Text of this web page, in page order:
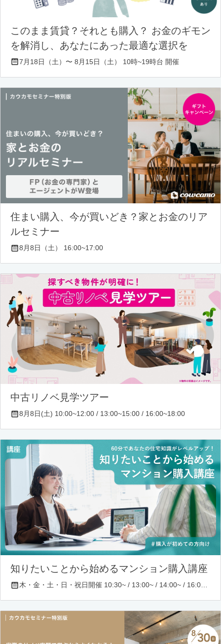
このまま賃貸？それとも購入？ お金のギモン
を解消し、あなたにあった最適な選択を
7月18日（土）〜 8月15日（土） 10時~19時台 開催
住まい購入、今が買いどき？家とお金のリア
ルセミナー
8月8日（土） 16:00~17:00
中古リノベ見学ツアー
8月8日(土) 10:00~12:00 / 13:00~15:00 / 16:00~18:00
知りたいことから始めるマンション購入講座
木・金・土・日・祝日開催 10:30~ / 13:00~ / 14:00~ / 16:00~ / 17:00~/ 18:30~/ 19:30~